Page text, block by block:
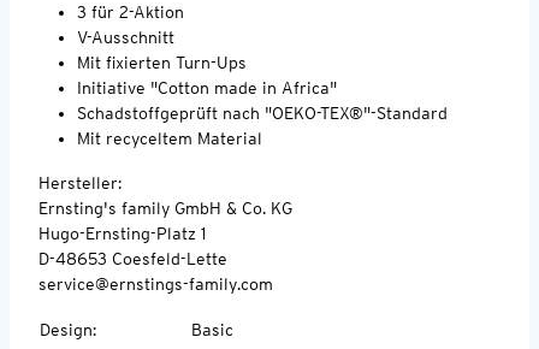
3 für 2-Aktion
V-Ausschnitt
Mit fixierten Turn-Ups
Initiative "Cotton made in Africa"
Schadstoffgeprüft nach "OEKO-TEX®"-Standard
Mit recyceltem Material
Hersteller:
Ernsting's family GmbH & Co. KG
Hugo-Ernsting-Platz 1
D-48653 Coesfeld-Lette
service@ernstings-family.com
Design:
Basic